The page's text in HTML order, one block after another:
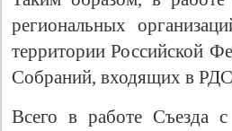
региональных
территории Российской
Собраний, входящих в
Всего в работе Съезда